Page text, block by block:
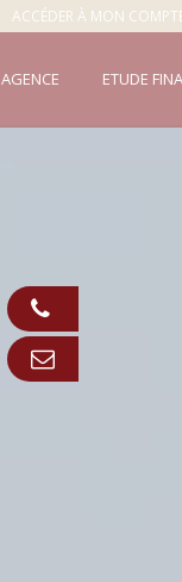
ACCÉDER À MON
AGENCE ETUDE